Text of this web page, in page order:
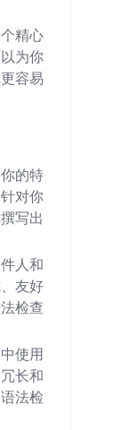
精心
为你
容易
的特
对你
写出
人和
友好
检查
使用
长和
法检